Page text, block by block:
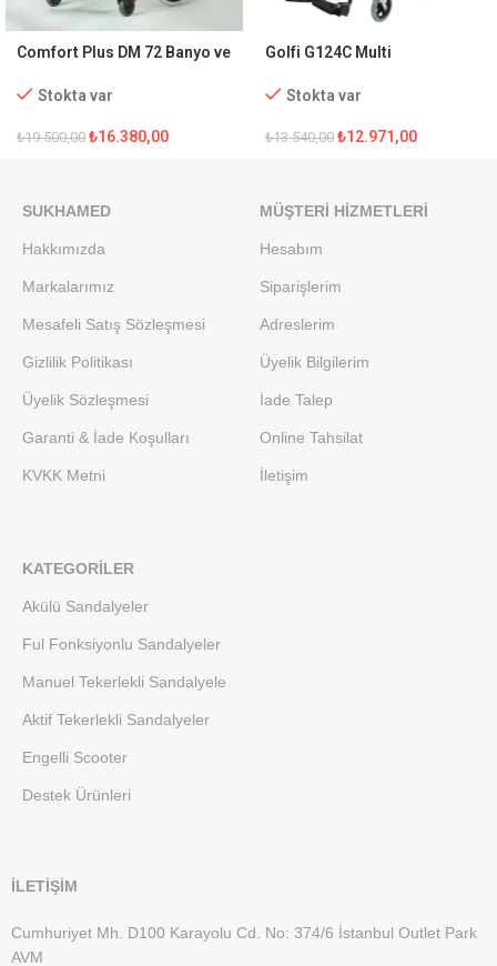
Comfort Plus DM 72 Banyo ve
Sandalye
Stokta var
₺19.500,00 ₺16.380,00
Golfi G124C Multi
Çocuk Sandalyesi
Stokta var
₺13.540,00 ₺12.971,00
SUKHAMED
Hakkımızda
Markalarımız
Mesafeli Satış Sözleşmesi
Gizlilik Politikası
Üyelik Sözleşmesi
Garanti & İade Koşulları
KVKK Metni
MÜŞTERI HIZMETLERI
Hesabım
Siparişlerim
Adreslerim
Üyelik Bilgilerim
İade Talep
Online Tahsilat
İletişim
KATEGORILER
Akülü Sandalyeler
Ful Fonksiyonlu Sandalyeler
Manuel Tekerlekli Sandalyele
Aktif Tekerlekli Sandalyeler
Engelli Scooter
Destek Ürünleri
İLETİŞİM
Cumhuriyet Mh. D100 Karayolu Cd. No: 374/6 İstanbul Outlet Park
AVM